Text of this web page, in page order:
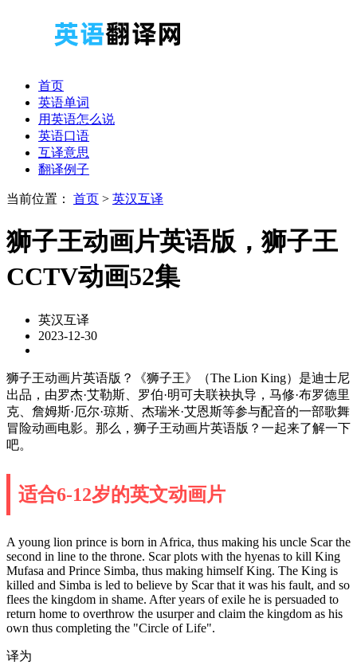
首页
英语单词
用英语怎么说
英语口语
互译意思
翻译例子
当前位置： 首页 > 英汉互译
狮子王动画片英语版，狮子王
CCTV动画52集
英汉互译
2023-12-30
狮子王动画片英语版？《狮子王》（The Lion King）是迪士尼
出品，由罗杰·艾勒斯、罗伯·明可夫联袂执导，马修·布罗德里
克、詹姆斯·厄尔·琼斯、杰瑞米·艾恩斯等参与配音的一部歌舞
冒险动画电影。那么，狮子王动画片英语版？一起来了解一下
吧。
适合6-12岁的英文动画片
A young lion prince is born in Africa, thus making his uncle Scar the
second in line to the throne. Scar plots with the hyenas to kill King
Mufasa and Prince Simba, thus making himself King. The King is
killed and Simba is led to believe by Scar that it was his fault, and so
flees the kingdom in shame. After years of exile he is persuaded to
return home to overthrow the usurper and claim the kingdom as his
own thus completing the "Circle of Life".
译为